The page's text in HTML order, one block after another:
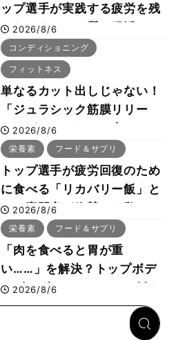
ップ選手が実践する疲労を残
さないタンパク質＆腸活コン
ボ
2026/8/6
コンディショニング
フィットネス
単なるカット出しじゃない！
「ジュラシック筋膜リリー
ス」が口コミだけで大ヒット
した納得の理由 木澤大祐が
解説
2026/8/6
栄養素 フード＆サプリ
トップ選手が疲労回復のため
に食べる「リカバリー飯」と
は？専門家が絶賛した鶏レバ
ー活用法
2026/8/6
栄養素 フード＆サプリ
「肉を食べると胃が重
い……」を解決？トップボデ
ィビルダーのリカバリー飯を
専門家がロジカル解説
2026/8/6